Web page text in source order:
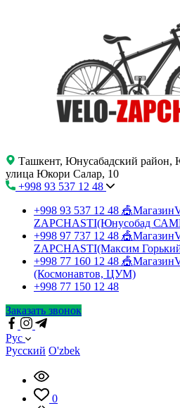
Ташкент, Юнусабадский район,
улица Юкори Салар, 10
+998 93 537 12 48
+998 93 537 12 48
ZAPCHASTI(Юнусобад
+998 97 737 12 48
ZAPCHASTI(Максим
+998 77 160 12 48
(Космонавтов, ЦУМ)
+998 77 150 12 48
Заказать звонок
Рус
Русский O'zbek
0